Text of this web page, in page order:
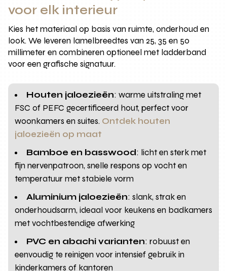
voor elk interieur
Kies het materiaal op basis van ruimte, onderhoud en
look. We leveren lamelbreedtes van 25, 35 en 50
millimeter en combineren optioneel met ladderband
voor een grafische signatuur.
Houten jaloezieën: warme uitstraling met
FSC of PEFC gecertificeerd hout, perfect voor
woonkamers en suites. Ontdek houten
jaloezieën op maat
Bamboe en basswood: licht en sterk met
fijn nervenpatroon, snelle respons op vocht en
temperatuur met stabiele vorm
Aluminium jaloezieën: slank, strak en
onderhoudsarm, ideaal voor keukens en badkamers
met vochtbestendige afwerking
PVC en abachi varianten: robuust en
eenvoudig te reinigen voor intensief gebruik in
kinderkamers of kantoren